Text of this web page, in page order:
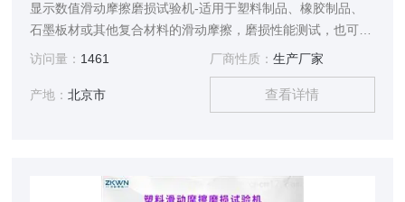
显示数值滑动摩擦磨损试验机-适用于塑料制品、橡胶制品、
石墨板材或其他复合材料的滑动摩擦，磨损性能测试，也可对
试验中试样的磨擦力、磨擦系数和磨损量进行测定。本仪器融
擦磨损试验机的功能进行升级改造而成，本仪器具有测控精度
高，操作便捷等优势，是科研院所、质检机构、实验室研究试
访问量： 1461 厂商性质： 生产厂家
产地：北京市 查看详情